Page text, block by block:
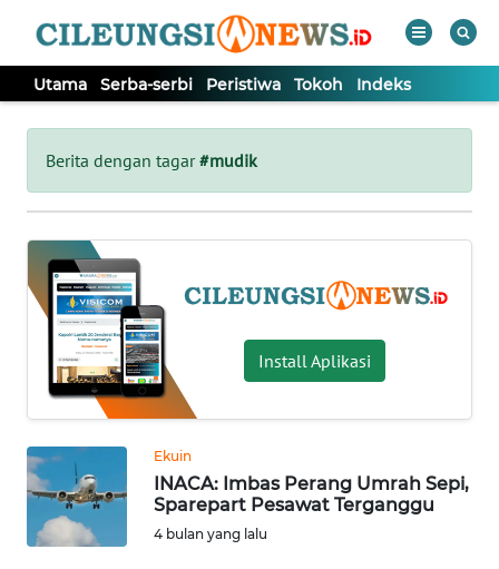
Utama Serba-serbi Peristiwa Tokoh Indeks
Berita dengan tagar#mudik
Install Aplikasi
Ekuin
INACA: Imbas Perang Umrah Sepi,
Sparepart Pesawat Terganggu
4 bulan yang lalu
Tutup
UTAMA
SERBA-
SERBI
PERISTIWA
TOKOH
Informasi
INDEKS